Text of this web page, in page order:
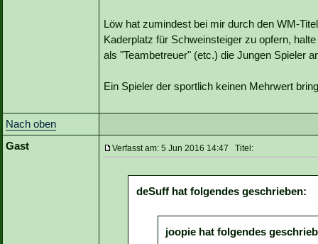
Löw hat zumindest bei mir durch den WM-
Kaderplatz für Schweinsteiger zu opfern,
als "Teambetreuer" (etc.) die Jungen Spieler
Ein Spieler der sportlich keinen Mehrwert
Nach oben
Gast
Verfasst am: 5 Jun 2016 14:47 Titel:
deSuff hat folgendes geschrieben:
joopie hat folgendes